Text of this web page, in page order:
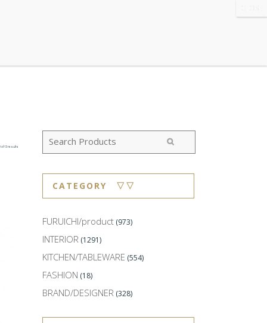
of 13 results
CATEGORY ▽▽
FURUICHI/product (973)
INTERIOR (1291)
KITCHEN/TABLEWARE (554)
FASHION (18)
BRAND/DESIGNER (328)